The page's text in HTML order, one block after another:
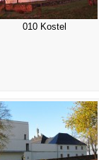
010 Kostel